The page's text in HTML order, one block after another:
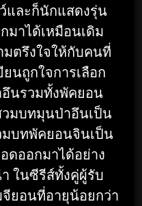
และก็นักแสดงรุ่น
มาได้เหมือนเดิม
มตรึงใจให้กับคนที่
นถูกใจการเลือก
นรวมทั้งพัคยอน
มบทมุนป่าอึนเป็น
บทพัคยอนจินเป็น
ดออกมาได้อย่าง
ในซีรีส์ทั้งคู่ผู้รับ
ยอนที่อายุน้อยกว่า